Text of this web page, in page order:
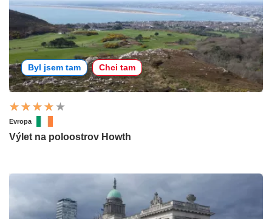
Byl jsem tam Chci tam
Evropa
Výlet na poloostrov Howth